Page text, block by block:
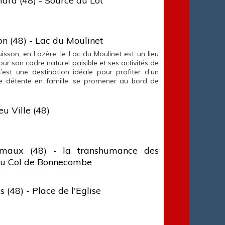
(48) - Lac du Moulinet
en Lozère, le Lac du Moulinet est un lieu
son cadre naturel paisible et ses activités de
une destination idéale pour profiter d’un
détente en famille, se promener au bord de
Ville (48)
(48) - la transhumance des
Col de Bonnecombe
(48) - Place de l'Eglise